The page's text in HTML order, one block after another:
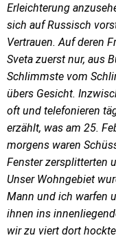
Erleichterung
sich auf Russisch
Vertrauen. Auf deren
Sveta zuerst nur, aus
Schlimmste vom
übers Gesicht.
oft und telefonieren
erzählt, was am 25.
morgens waren
Fenster zersplitterten
Unser Wohngebiet
Mann und ich warfen
ihnen ins
wir zu viert dort